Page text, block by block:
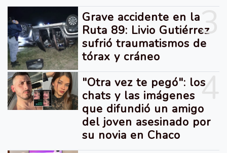
3
Grave accidente en la
Ruta 89: Livio Gutiérrez
sufrió traumatismos de
tórax y cráneo
4
"Otra vez te pegó": los
chats y las imágenes
que difundió un amigo
del joven asesinado por
su novia en Chaco